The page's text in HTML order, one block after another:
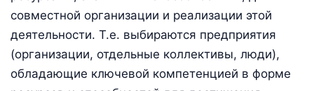
совместной организации и реализации этой
деятельности. Т.е. выбираются предприятия
(организации, отдельные коллективы, люди),
обладающие ключевой компетенцией в форме